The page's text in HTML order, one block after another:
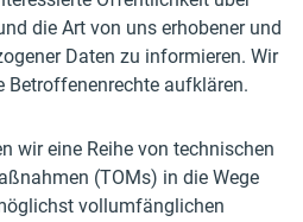
die Art von uns erhobener und
Daten zu informieren. Wir
Betroffenenrechte aufklären.
wir eine Reihe von technischen
(TOMs) in die Wege
vollumfänglichen